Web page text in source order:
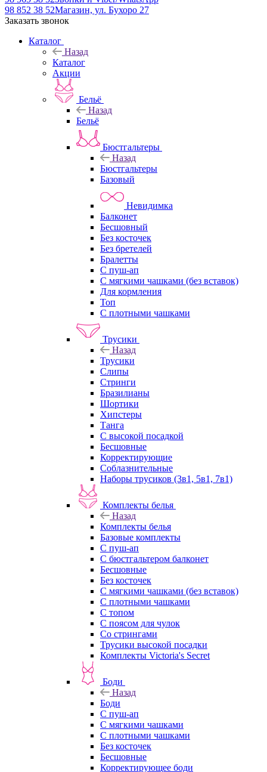
98 852 38 52Магазин, ул. Бухоро 27
Заказать звонок
Каталог
Назад
Каталог
Акции
Бельё
Назад
Бельё
Бюстгальтеры
Назад
Бюстгальтеры
Базовый
Невидимка
Балконет
Бесшовный
Без косточек
Без бретелей
Бралетты
С пуш-ап
С мягкими чашками (без вставок)
Для кормления
Топ
С плотными чашками
Трусики
Назад
Трусики
Слипы
Стринги
Бразилианы
Шортики
Хипстеры
Танга
С высокой посадкой
Бесшовные
Корректирующие
Соблазнительные
Наборы трусиков (3в1, 5в1, 7в1)
Комплекты белья
Назад
Комплекты белья
Базовые комплекты
С пуш-ап
С бюстгальтером балконет
Бесшовные
Без косточек
С мягкими чашками (без вставок)
С плотными чашками
С топом
С поясом для чулок
Со стрингами
Трусики высокой посадки
Комплекты Victoria's Secret
Боди
Назад
Боди
С пуш-ап
С мягкими чашками
С плотными чашками
Без косточек
Бесшовные
Корректирующее боди